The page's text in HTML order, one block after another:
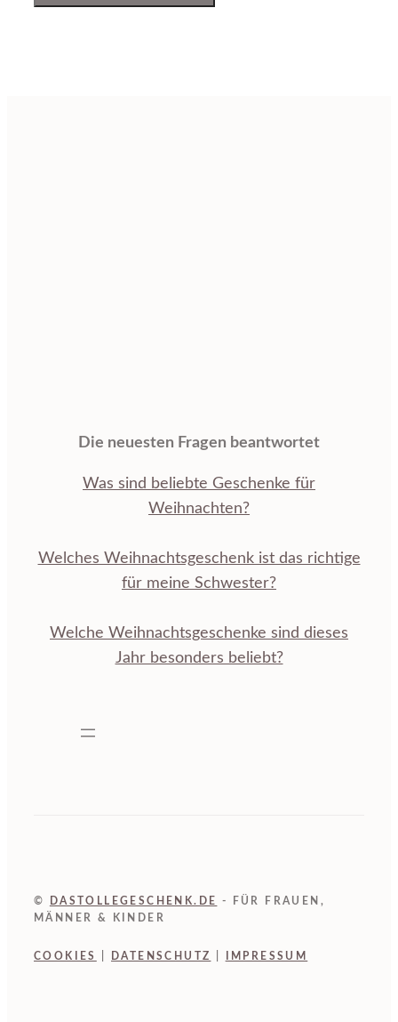
Die neuesten Fragen beantwortet
Was sind beliebte Geschenke für
Weihnachten?
Welches Weihnachtsgeschenk ist das richtige
für meine Schwester?
Welche Weihnachtsgeschenke sind dieses
Jahr besonders beliebt?
© DASTOLLEGESCHENK.DE
- FÜR FRAUEN,
MÄNNER & KINDER
COOKIES DATENSCHUTZ IMPRESSUM